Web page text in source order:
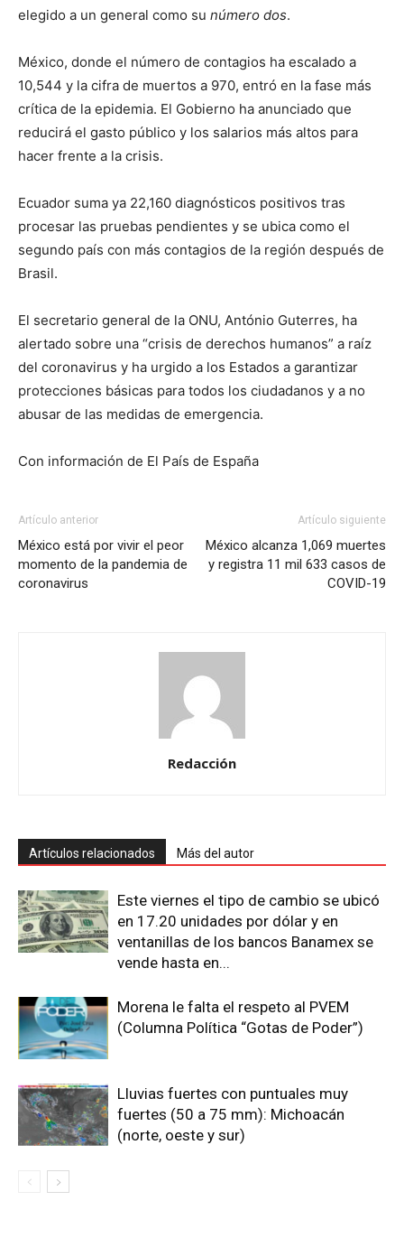
elegido a un general como su número dos.
México, donde el número de contagios ha escalado a
10,544 y la cifra de muertos a 970, entró en la fase más
crítica de la epidemia. El Gobierno ha anunciado que
reducirá el gasto público y los salarios más altos para
hacer frente a la crisis.
Ecuador suma ya 22,160 diagnósticos positivos tras
procesar las pruebas pendientes y se ubica como el
segundo país con más contagios de la región después de
Brasil.
El secretario general de la ONU, António Guterres, ha
alertado sobre una “crisis de derechos humanos” a raíz
del coronavirus y ha urgido a los Estados a garantizar
protecciones básicas para todos los ciudadanos y a no
abusar de las medidas de emergencia.
Con información de El País de España
Artículo anterior
México está por vivir el peor
momento de la pandemia de
coronavirus
Artículo siguiente
México alcanza 1,069 muertes
y registra 11 mil 633 casos de
COVID-19
Redacción
Artículos relacionados Más del autor
Este viernes el tipo de cambio se ubicó
en 17.20 unidades por dólar y en
ventanillas de los bancos Banamex se
vende hasta en...
Morena le falta el respeto al PVEM
(Columna Política “Gotas de Poder”)
Lluvias fuertes con puntuales muy
fuertes (50 a 75 mm): Michoacán
(norte, oeste y sur)